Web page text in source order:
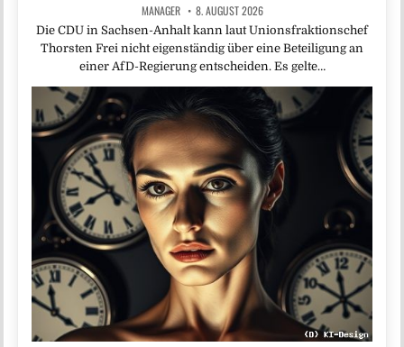
MANAGER 8. AUGUST 2026
Die CDU in Sachsen-Anhalt kann laut Unionsfraktionschef
Thorsten Frei nicht eigenständig über eine Beteiligung an
einer AfD-Regierung entscheiden. Es gelte…